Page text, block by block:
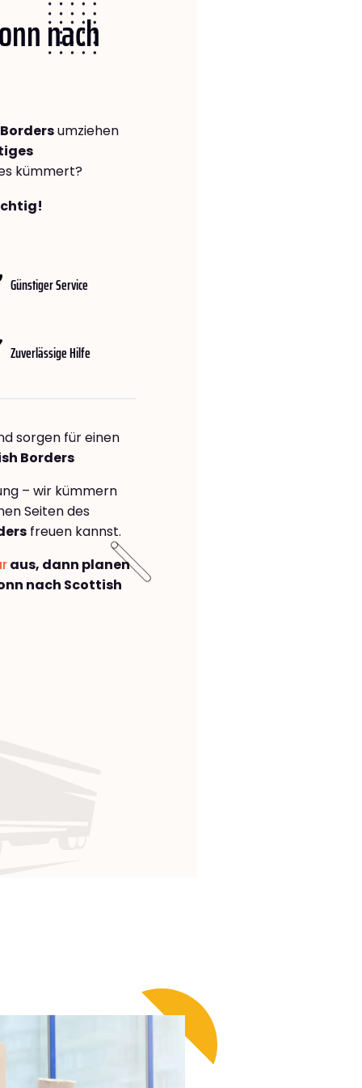
nach
umziehen
kümmert?
Günstiger Service
Zuverlässige Hilfe
sorgen für einen
Borders
– wir kümmern
Seiten des
freuen kannst.
aus, dann planen
nach Scottish